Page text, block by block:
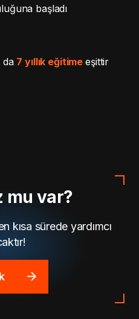
başladı
da 7 yıllık eğitimeeşittir
mu var?
kısa sürede yardımcı